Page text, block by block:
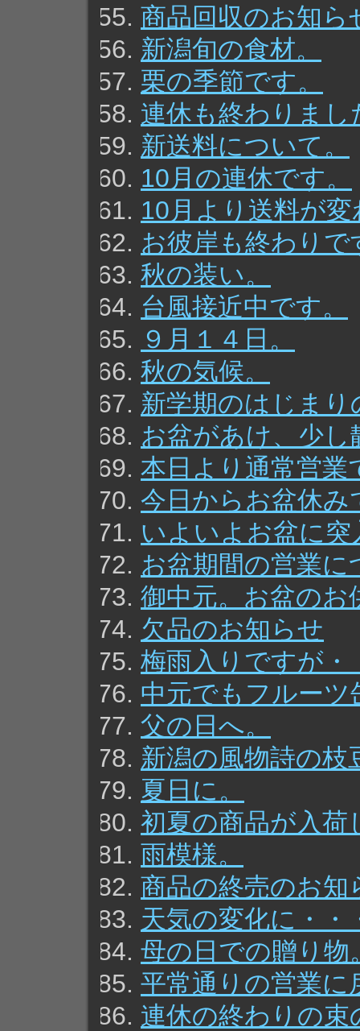
商品回収のお知ら
新潟旬の食材。
栗の季節です。
連休も終わりまし
新送料について。
10月の連休です。
10月より送料が
お彼岸も終わりで
秋の装い。
台風接近中です。
９月１４日。
秋の気候。
新学期のはじま
お盆があけ、少し
本日より通常営業
今日からお盆休み
いよいよお盆に突
お盆期間の営業に
御中元。お盆のお
欠品のお知らせ
梅雨入りですが・
中元でもフルーツ
父の日へ。
新潟の風物詩の枝
夏日に。
初夏の商品が入荷
雨模様。
商品の終売のお知
天気の変化に・・
母の日での贈り物
平常通りの営業に
連休の終わりの束